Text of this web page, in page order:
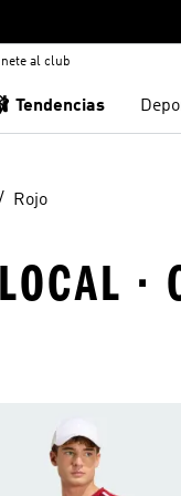
al club
Tendencias
Rojo
·
de deseos